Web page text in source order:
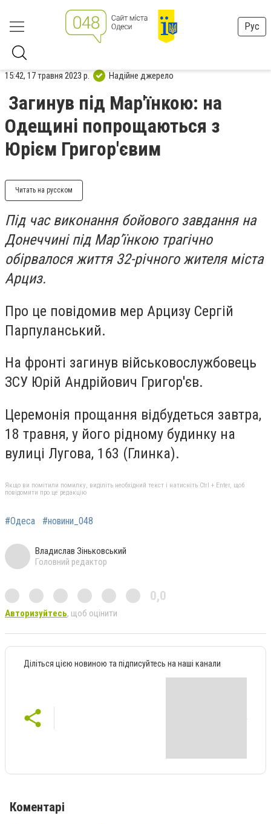
Рус
15:42, 17 травня 2023 р. Надійне джерело
Загинув під Мар'їнкою: на
Одещині попрощаються з
Юрієм Григор'євим
Читать на русском
Під час виконання бойового завдання на
Донеччині під Мар’їнкою трагічно
обірвалося життя 32-річного жителя міста
Арциз.
Про це повідомив мер Арцизу Сергій
Парпуланський.
На фронті загинув військовослужбовець
ЗСУ Юрій Андрійович Григор'єв.
Церемонія прощання відбудеться завтра,
18 травня, у його рідному будинку на
вулиці Лугова, 163 (Глинка).
Якщо ви помітили помилку, виділіть необхідний текст і натисніть Ctrl + Enter, щоб
повідомити про це редакцію
#Одеса #новини_048
Владислав Зіньковський
Головний редактор
0,0
Авторизуйтесь, щоб оцінити
Діліться цією новиною та підписуйтесь на наші канали
Коментарі